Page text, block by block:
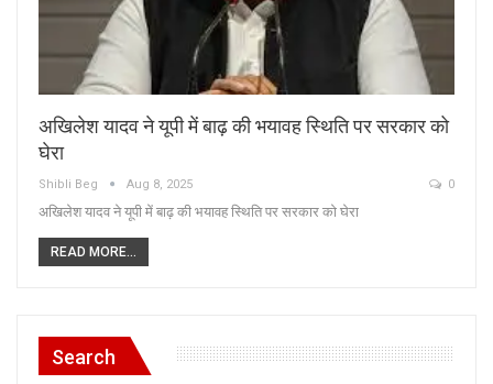
अखिलेश यादव ने यूपी में बाढ़ की भयावह स्थिति पर सरकार को
घेरा
Shibli Beg Aug 8, 2025 0
अखिलेश यादव ने यूपी में बाढ़ की भयावह स्थिति पर सरकार को घेरा
READ MORE...
Search